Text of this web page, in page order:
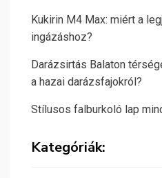
Kukirin M4 Max: miért a
ingázáshoz?
Darázsirtás Balaton
a hazai darázsfajokról?
Stílusos falburkoló lap
Kategóriák: